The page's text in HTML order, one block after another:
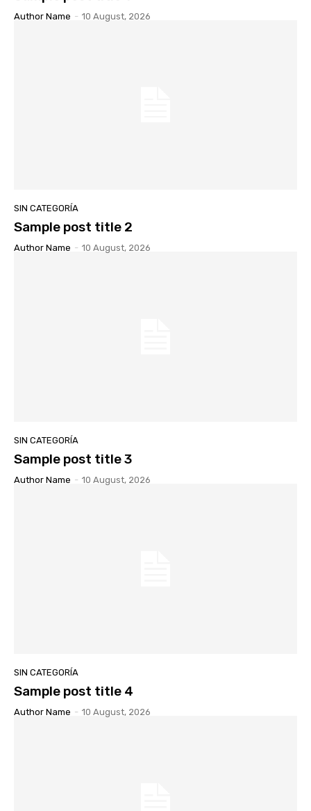
Author Name - 10 August, 2026
SIN CATEGORÍA
Sample post title 2
Author Name - 10 August, 2026
SIN CATEGORÍA
Sample post title 3
Author Name - 10 August, 2026
SIN CATEGORÍA
Sample post title 4
Author Name - 10 August, 2026